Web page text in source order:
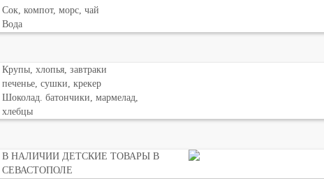
Сок, компот, морс, чай
Вода
Крупы, хлопья, завтраки
печенье, сушки, крекер
Шоколад. батончики, мармелад,
хлебцы
В НАЛИЧИИ ДЕТСКИЕ ТОВАРЫ В
СЕВАСТОПОЛЕ